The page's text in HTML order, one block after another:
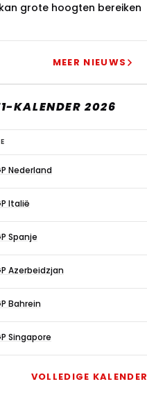
kan grote hoogten bereiken
MEER NIEUWS
KALENDER 2026
Nederland
Italië
Spanje
Azerbeidzjan
Bahrein
Singapore
VOLLEDIGE KALENDER